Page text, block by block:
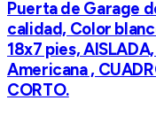
Puerta de Garage
calidad, Color
18x7 pies,
Americana ,
CORTO.